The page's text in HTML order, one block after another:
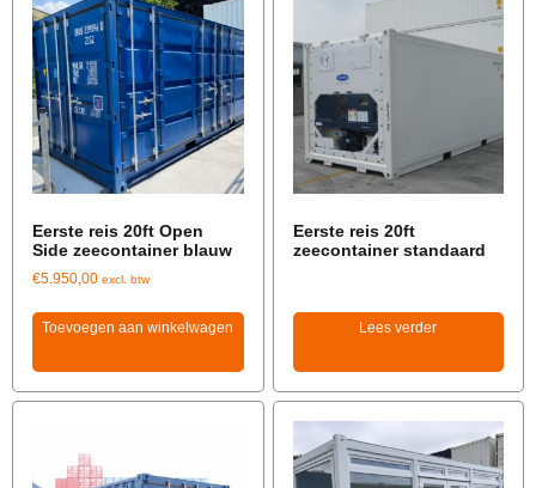
Eerste reis 20ft Open
Side zeecontainer blauw
€5.950,00 excl. btw
Toevoegen aan winkelwagen
Eerste reis 20ft
zeecontainer standaard
Lees verder